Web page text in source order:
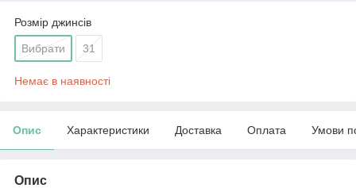
Розмір джинсів
Вибрати 31
Немає в наявності
Опис Характеристики Доставка Оплата Умови
Опис